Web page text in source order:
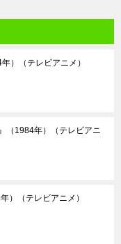
）（テレビアニメ）
（1984年）（テレビアニ
）（テレビアニメ）